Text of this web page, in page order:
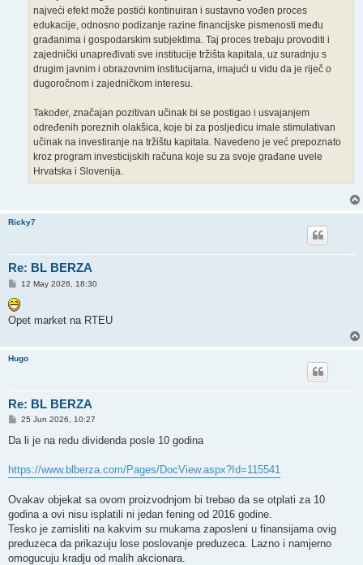
najveći efekt može postići kontinuiran i sustavno vođen proces
edukacije, odnosno podizanje razine financijske pismenosti među
građanima i gospodarskim subjektima. Taj proces trebaju provoditi i
zajednički unapređivati sve institucije tržišta kapitala, uz suradnju s
drugim javnim i obrazovnim institucijama, imajući u vidu da je riječ o
dugoročnom i zajedničkom interesu.
Također, značajan pozitivan učinak bi se postigao i usvajanjem
određenih poreznih olakšica, koje bi za posljedicu imale stimulativan
učinak na investiranje na tržištu kapitala. Navedeno je već prepoznato
kroz program investicijskih računa koje su za svoje građane uvele
Hrvatska i Slovenija.
Ricky7
Re: BL BERZA
P
s
t
12 May 2026, 18:30
Opet market na RTEU
Hugo
Re: BL BERZA
P
s
25 Jun 2026, 10:27
Da li je na redu dividenda posle 10 godina
https://www.blberza.com/Pages/DocView.aspx?Id=115541
Ovakav objekat sa ovom proizvodnjom bi trebao da se otplati za 10
godina a ovi nisu isplatili ni jedan fening od 2016 godine.
Tesko je zamisliti na kakvim su mukama zaposleni u finansijama ovig
preduzeca da prikazuju lose poslovanje preduzeca. Lazno i namjerno
omogucuju kradju od malih akcionara.